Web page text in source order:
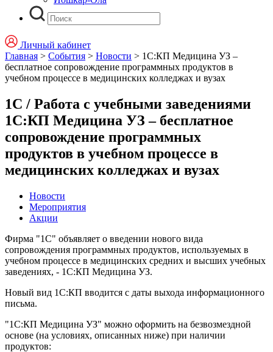
Личный кабинет
Главная > События > Новости > 1С:КП Медицина УЗ –
бесплатное сопровождение программных продуктов в
учебном процессе в медицинских колледжах и вузах
1С / Работа с учебными заведениями
1С:КП Медицина УЗ – бесплатное
сопровождение программных
продуктов в учебном процессе в
медицинских колледжах и вузах
Новости
Мероприятия
Акции
Фирма "1С" объявляет о введении нового вида
сопровождения программных продуктов, используемых в
учебном процессе в медицинских средних и высших учебных
заведениях, - 1С:КП Медицина УЗ.
Новый вид 1С:КП вводится с даты выхода информационного
письма.
"1С:КП Медицина УЗ" можно оформить на безвозмездной
основе (на условиях, описанных ниже) при наличии
продуктов: